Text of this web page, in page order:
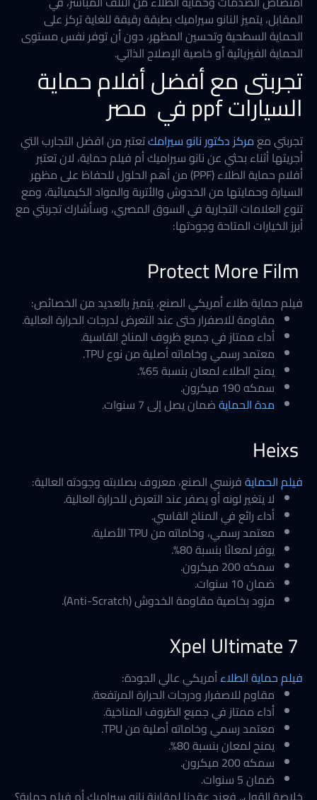
المقابل، يتميز النانو سيراميك بطبقة رقيقة للغاية تركز على
الحماية السطحية وتحسين المظهر، دون أن توفر نفس مستوى
الحماية الفيزيائية أو خاصية الإصلاح الذاتي.
تجربتى مع أفضل أفلام حماية
السيارات ppf في مصر
تجربتي معمركز دكتور نانو سيرامكتعتبر من افضل التجارب التي
أجريتها أثناء بحثي عن نانو سيراميك أم فيلم حماية، لان تعتبر
أفلام حماية الطلاء (PPF) من أهم الحلول للحفاظ على مظهر
السيارة وحمايتها من الخدوش والأتربة والمواد الكيميائية، ومع
تنوع العلامات التجارية في السوق المصري، وسأشارك تجربتي مع
أبرز الخيارات المتاحة وجودتها:
فيلم حماية طلاء أمريكي الصنع، يتميز بالعديد من الخصائص:
مقاومة للاصفرار حتى عند التعرض لدرجات الحرارة العالية.
أداء ممتاز في جميع ظروف المناخ القاسية.
معتمد رسمي وخاماته أصلية من نوع TPU.
يمنح الطلاء لمعان بنسبة 65%.
سمكه 190 ميكرون.
مدة الحمايةضمان يصل إلى 7 سنوات.
فيلم الحمايةفرنسي الصنع، معروف بصلابته وجودته العالية:
لا يتغير لونه أو يصفر عند التعرض للحرارة العالية.
أداء رائع في المناخ القاسي.
معتمد رسمي، وخاماته من TPU الأصلية.
يوفر لمعانًا بنسبة 80%.
سمكه 200 ميكرون.
ضمان 10 سنوات.
مزود بخاصية مقاومة الخدوش (Anti-Scratch).
فيلم حماية الطلاءأمريكي عالي الجودة:
مقاوم للاصفرار ودرجات الحرارة المرتفعة.
أداء ممتاز في جميع الظروف المناخية.
معتمد رسمي وخاماته أصلية من TPU.
يمنح لمعان بنسبة 80%.
سمكه 200 ميكرون.
ضمان 5 سنوات.